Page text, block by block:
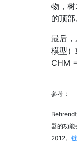
物，树
的顶部
最后
模型
CHM
参考：
器的功能
2012。